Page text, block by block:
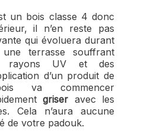
un bois classe 4 donc
il n’en reste pas
qui évoluera durant
terrasse souffrant
rayons UV et des
d’un produit de
va commencer
griser avec les
Cela n’aura aucune
de votre padouk.